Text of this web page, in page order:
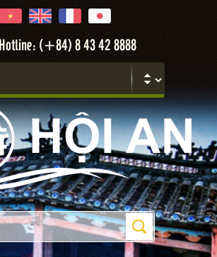
Hotline: (+84) 8 43 42 8888